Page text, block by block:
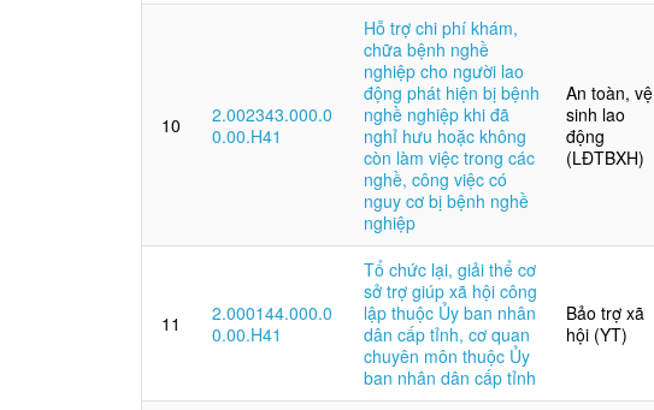
10
2.002343.000.0
0.00.H41
Hỗ trợ chi phí khám,
chữa bệnh nghề
nghiệp cho người lao
động phát hiện bị bệnh
nghề nghiệp khi đã
nghỉ hưu hoặc không
còn làm việc trong các
nghề, công việc có
nguy cơ bị bệnh nghề
nghiệp
An toàn, vệ
sinh lao
động
(LĐTBXH)
11
2.000144.000.0
0.00.H41
Tổ chức lại, giải thể cơ
sở trợ giúp xã hội công
lập thuộc Ủy ban nhân
dân cấp tỉnh, cơ quan
chuyên môn thuộc Ủy
ban nhân dân cấp tỉnh
Bảo trợ xã
hội (YT)